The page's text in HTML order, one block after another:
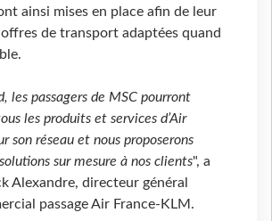
ainsi mises en place afin de leur
de transport adaptées quand
les passagers de MSC pourront
les produits et services d’Air
son réseau et nous proposerons
sur mesure à nos clients", a
Alexandre, directeur général
passage Air France-KLM.